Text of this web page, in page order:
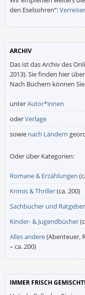
den Eselsohren“:
ARCHIV
Das ist das Archiv des
2013). Sie finden hier
Nach Büchern können
unterAutor*innen
oderVerlage
sowie nach Ländern
Oder über Kategorien:
Romane & Erzählungen
Krimis & Thriller(ca. 200)
Sachbücher und Ratgeber
Kinder- & Jugendbücher
Alles andere(Abenteuer,
– ca. 200)
IMMER FRISCH GEMISCHT!